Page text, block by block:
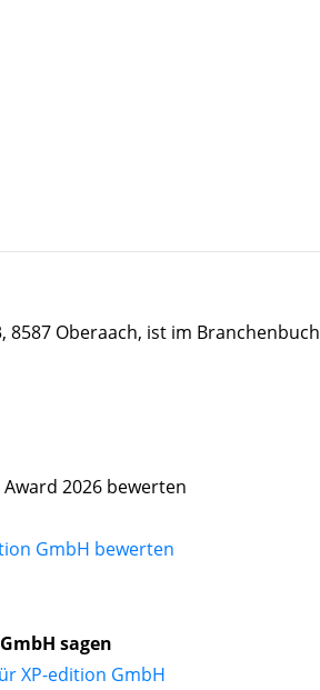
8587 Oberaach, ist im Branchenbuch
2026 bewerten
GmbH bewerten
sagen
XP-edition GmbH